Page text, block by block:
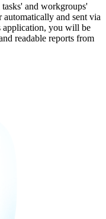
and workgroups'
automatically and sent via
application, you will be
readable reports from